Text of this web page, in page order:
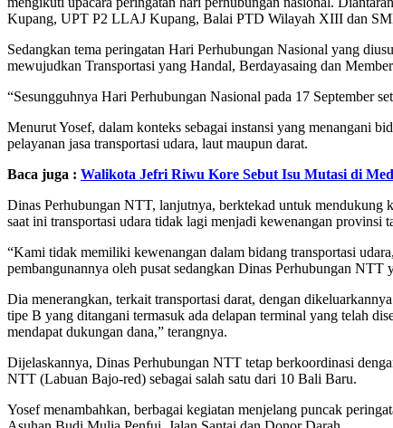
Kupang, UPT P2 LLAJ Kupang, Balai PTD Wilayah XIII dan
Sedangkan tema peringatan Hari Perhubungan Nasional yang
mewujudkan Transportasi yang Handal, Berdayasaing dan
“Sesungguhnya Hari Perhubungan Nasional pada 17 September
Menurut Yosef, dalam konteks sebagai instansi yang menangani
pelayanan jasa transportasi udara, laut maupun darat.
Baca juga : Walikota Jefri Riwu Kore Sebut Isu Mutasi di
Dinas Perhubungan NTT, lanjutnya, berktekad untuk mendukung
saat ini transportasi udara tidak lagi menjadi kewenangan provinsi
“Kami tidak memiliki kewenangan dalam bidang transportasi
pembangunannya oleh pusat sedangkan Dinas Perhubungan NTT
Dia menerangkan, terkait transportasi darat, dengan
tipe B yang ditangani termasuk ada delapan terminal yang telah
mendapat dukungan dana,” terangnya.
Dijelaskannya, Dinas Perhubungan NTT tetap berkoordinasi
NTT (Labuan Bajo-red) sebagai salah satu dari 10 Bali Baru.
Yosef menambahkan, berbagai kegiatan menjelang puncak